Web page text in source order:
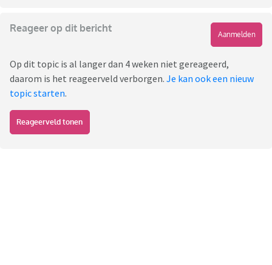
Reageer op dit bericht
Aanmelden
Op dit topic is al langer dan 4 weken niet gereageerd,
daarom is het reageerveld verborgen. Je kan ook een nieuw
topic starten.
Reageerveld tonen